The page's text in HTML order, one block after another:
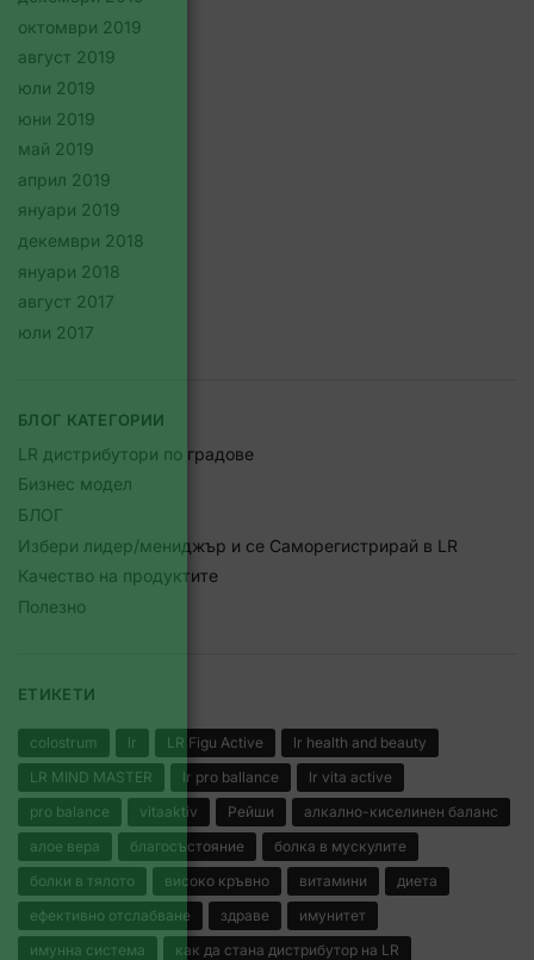
октомври 2019
август 2019
юли 2019
юни 2019
май 2019
април 2019
януари 2019
декември 2018
януари 2018
август 2017
юли 2017
БЛОГ КАТЕГОРИИ
LR дистрибутори по градове
Бизнес модел
БЛОГ
Избери лидер/мениджър и се Саморегистрирай в LR
Качество на продуктите
Полезно
ЕТИКЕТИ
colostrum lr LR Figu Active
lr health and beauty
LR MIND MASTER
lr pro ballance
lr vita active
pro balance
vitaaktiv Рейши
алкално-киселинен баланс
алое вера
благосъстояние
болка в мускулите
болки в тялото
високо кръвно витамини
диета
ефективно отслабване
здраве
имунитет
имунна система
как да стана дистрибутор на LR